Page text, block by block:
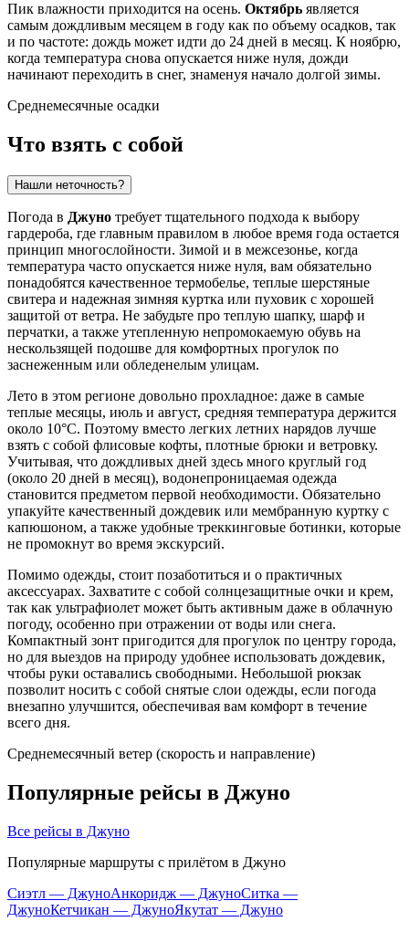
Пик влажности приходится на осень. Октябрь является
самым дождливым месяцем в году как по объему осадков, так
и по частоте: дождь может идти до 24 дней в месяц. К ноябрю,
когда температура снова опускается ниже нуля, дожди
начинают переходить в снег, знаменуя начало долгой зимы.
Среднемесячные осадки
Что взять с собой
Нашли неточность?
Погода в Джуно требует тщательного подхода к выбору
гардероба, где главным правилом в любое время года остается
принцип многослойности. Зимой и в межсезонье, когда
температура часто опускается ниже нуля, вам обязательно
понадобятся качественное термобелье, теплые шерстяные
свитера и надежная зимняя куртка или пуховик с хорошей
защитой от ветра. Не забудьте про теплую шапку, шарф и
перчатки, а также утепленную непромокаемую обувь на
нескользящей подошве для комфортных прогулок по
заснеженным или обледенелым улицам.
Лето в этом регионе довольно прохладное: даже в самые
теплые месяцы, июль и август, средняя температура держится
около 10°C. Поэтому вместо легких летних нарядов лучше
взять с собой флисовые кофты, плотные брюки и ветровку.
Учитывая, что дождливых дней здесь много круглый год
(около 20 дней в месяц), водонепроницаемая одежда
становится предметом первой необходимости. Обязательно
упакуйте качественный дождевик или мембранную куртку с
капюшоном, а также удобные треккинговые ботинки, которые
не промокнут во время экскурсий.
Помимо одежды, стоит позаботиться и о практичных
аксессуарах. Захватите с собой солнцезащитные очки и крем,
так как ультрафиолет может быть активным даже в облачную
погоду, особенно при отражении от воды или снега.
Компактный зонт пригодится для прогулок по центру города,
но для выездов на природу удобнее использовать дождевик,
чтобы руки оставались свободными. Небольшой рюкзак
позволит носить с собой снятые слои одежды, если погода
внезапно улучшится, обеспечивая вам комфорт в течение
всего дня.
Среднемесячный ветер (скорость и направление)
Популярные рейсы в Джуно
Все рейсы в Джуно
Популярные маршруты с прилётом в Джуно
Сиэтл — ДжуноАнкоридж — ДжуноСитка —
ДжуноКетчикан — ДжуноЯкутат — Джуно